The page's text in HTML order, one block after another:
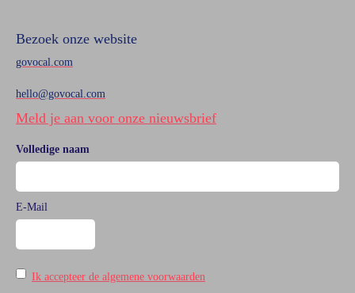
Bezoek onze website
govocal.com
hello@govocal.com
Meld je aan voor onze nieuwsbrief
Volledige naam
E-Mail
Ik accepteer de algemene voorwaarden